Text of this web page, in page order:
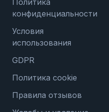
конфиденциальности
Условия
использования
GDPR
Политика cookie
Правила отзывов